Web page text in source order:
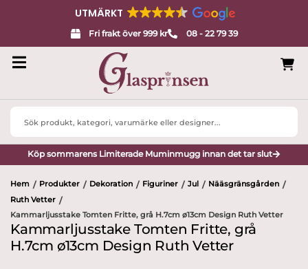
UTMÄRKT
Fri frakt över 999 kr 08 - 22 79 39
Search
Köp sommarens Limiterade Muminmugg innan det tar slut
Hem / Produkter / Dekoration / Figuriner / Jul / Nääsgränsgården /
Ruth Vetter /
Kammarljusstake Tomten Fritte, grå H.7cm ø13cm Design Ruth Vetter
Kammarljusstake Tomten Fritte, grå
H.7cm ø13cm Design Ruth Vetter